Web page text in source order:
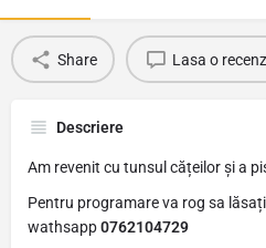
Share Lasa o
Descriere
Am revenit cu tunsul cățeilor și a
Pentru programare va rog sa
wathsapp0762104729